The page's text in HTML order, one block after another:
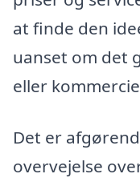
at finde den
uanset om det
eller
Det er
overvejelse